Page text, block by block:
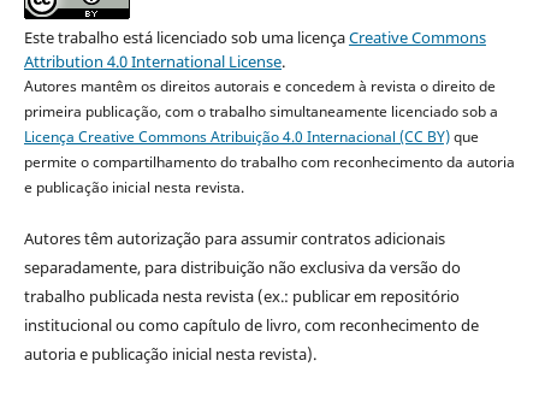
Este trabalho está licenciado sob uma licençaCreative Commons
Attribution 4.0 International License.
Autores mantêm os direitos autorais e concedem à revista o direito de
primeira publicação, com o trabalho simultaneamente licenciado sob a
Licença Creative Commons Atribuição 4.0 Internacional (CC BY)que
permite o compartilhamento do trabalho com reconhecimento da autoria
e publicação inicial nesta revista.
Autores têm autorização para assumir contratos adicionais
separadamente, para distribuição não exclusiva da versão do
trabalho publicada nesta revista (ex.: publicar em repositório
institucional ou como capítulo de livro, com reconhecimento de
autoria e publicação inicial nesta revista).